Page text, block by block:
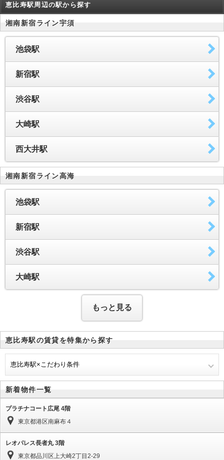
恵比寿駅周辺の駅から探す
湘南新宿ライン宇須
池袋駅
新宿駅
渋谷駅
大崎駅
西大井駅
湘南新宿ライン高海
池袋駅
新宿駅
渋谷駅
大崎駅
もっと見る
恵比寿駅の賃貸を特集から探す
恵比寿駅×こだわり条件
新着物件一覧
プラチナコート広尾 4階
東京都港区南麻布４
レオパレス長者丸 3階
東京都品川区上大崎2丁目2-29